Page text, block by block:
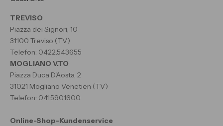
TREVISO
Piazza dei Signori, 10
31100 Treviso (TV)
Telefon: 0422.543655
MOGLIANO V.TO
Piazza Duca D'Aosta, 2
31021 Mogliano Venetien (TV)
Telefon: 041.5901600
Online-Shop-Kundenservice